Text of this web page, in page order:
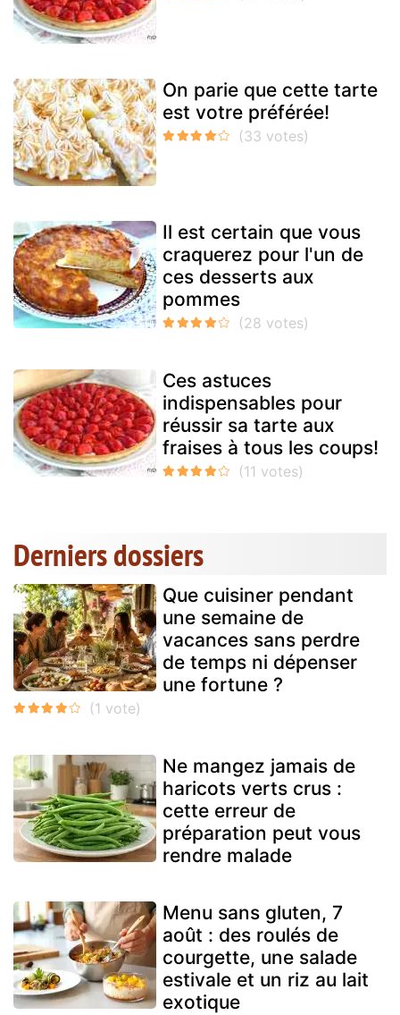
On parie que cette tarte
est votre préférée!
Il est certain que vous
craquerez pour l'un de
ces desserts aux
pommes
Ces astuces
indispensables pour
réussir sa tarte aux
fraises à tous les coups!
Derniers dossiers
Que cuisiner pendant
une semaine de
vacances sans perdre
de temps ni dépenser
une fortune ?
Ne mangez jamais de
haricots verts crus :
cette erreur de
préparation peut vous
rendre malade
Menu sans gluten, 7
août : des roulés de
courgette, une salade
estivale et un riz au lait
exotique